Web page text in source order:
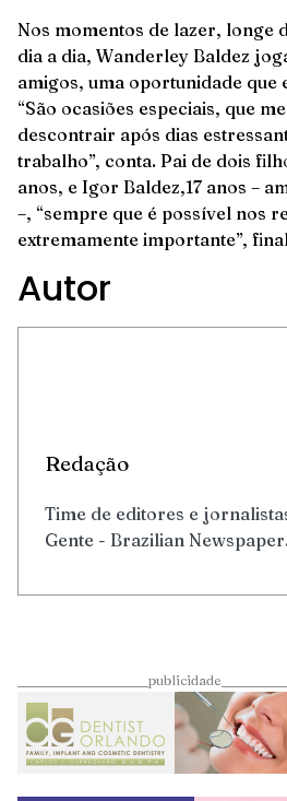
Nos momentos de lazer, longe
dia a dia, Wanderley Baldez
amigos, uma oportunidade
“São ocasiões especiais, que
descontrair após dias
trabalho”, conta. Pai de dois
anos, e Igor Baldez,17 anos –
–, “sempre que é possível nos
extremamente importante”,
Autor
Redação
Time de editores e
Gente - Brazilian Newspaper.